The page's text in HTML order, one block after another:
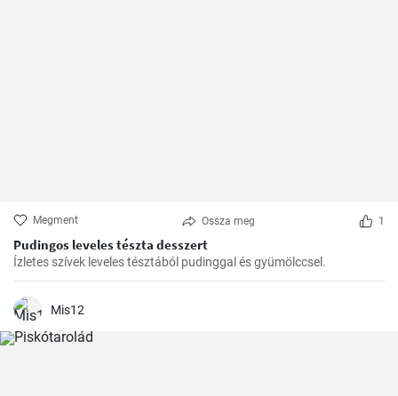
Megment Ossza meg 1
Pudingos leveles tészta desszert
Ízletes szívek leveles tésztából pudinggal és gyümölccsel.
Mis12